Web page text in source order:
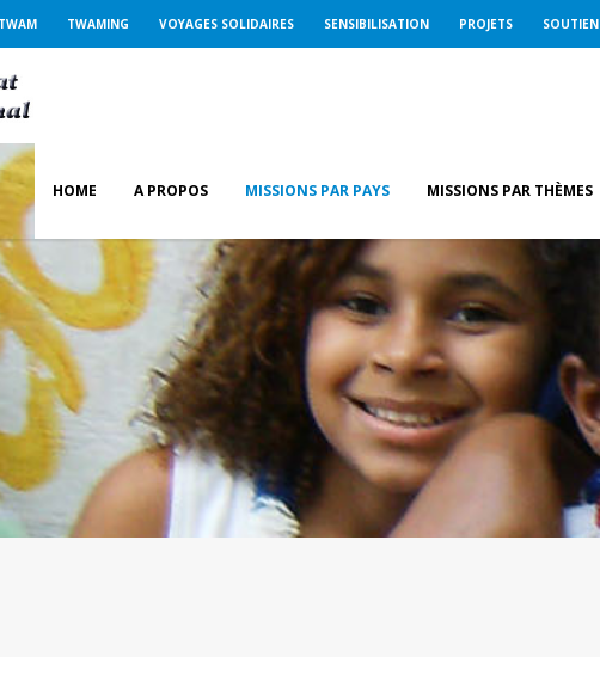
TWAMING VOYAGES SOLIDAIRES SENSIBILISATION PROJETS SOUTIEN
HOME A PROPOS MISSIONS PAR PAYS MISSIONS PAR THÈMES